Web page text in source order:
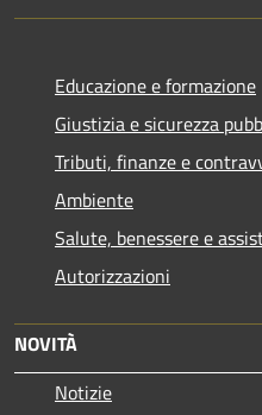
Educazione e formazione
Giustizia e sicurezza
Tributi, finanze e
Ambiente
Salute, benessere e
Autorizzazioni
NOVITÀ
Notizie